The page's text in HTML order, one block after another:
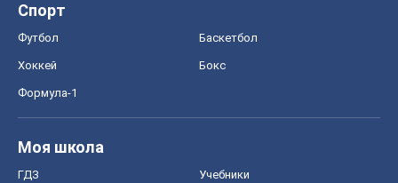
Спорт
Футбол Баскетбол
Хоккей Бокс
Формула-1
Моя школа
ГДЗ Учебники